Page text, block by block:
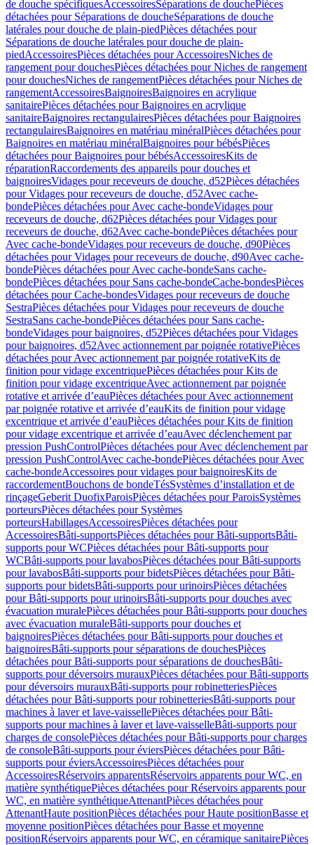
de douche spécifiquesAccessoiresSéparations de douchePièces
détachées pour Séparations de doucheSéparations de douche
latérales pour douche de plain-piedPièces détachées pour
Séparations de douche latérales pour douche de plain-
piedAccessoiresPièces détachées pour AccessoiresNiches de
rangement pour douchesPièces détachées pour Niches de rangement
pour douchesNiches de rangementPièces détachées pour Niches de
rangementAccessoiresBaignoiresBaignoires en acrylique
sanitairePièces détachées pour Baignoires en acrylique
sanitaireBaignoires rectangulairesPièces détachées pour Baignoires
rectangulairesBaignoires en matériau minéralPièces détachées pour
Baignoires en matériau minéralBaignoires pour bébésPièces
détachées pour Baignoires pour bébésAccessoiresKits de
réparationRaccordements des appareils pour douches et
baignoiresVidages pour receveurs de douche, d52Pièces détachées
pour Vidages pour receveurs de douche, d52Avec cache-
bondePièces détachées pour Avec cache-bondeVidages pour
receveurs de douche, d62Pièces détachées pour Vidages pour
receveurs de douche, d62Avec cache-bondePièces détachées pour
Avec cache-bondeVidages pour receveurs de douche, d90Pièces
détachées pour Vidages pour receveurs de douche, d90Avec cache-
bondePièces détachées pour Avec cache-bondeSans cache-
bondePièces détachées pour Sans cache-bondeCache-bondesPièces
détachées pour Cache-bondesVidages pour receveurs de douche
SestraPièces détachées pour Vidages pour receveurs de douche
SestraSans cache-bondePièces détachées pour Sans cache-
bondeVidages pour baignoires, d52Pièces détachées pour Vidages
pour baignoires, d52Avec actionnement par poignée rotativePièces
détachées pour Avec actionnement par poignée rotativeKits de
finition pour vidage excentriquePièces détachées pour Kits de
finition pour vidage excentriqueAvec actionnement par poignée
rotative et arrivée d’eauPièces détachées pour Avec actionnement
par poignée rotative et arrivée d’eauKits de finition pour vidage
excentrique et arrivée d’eauPièces détachées pour Kits de finition
pour vidage excentrique et arrivée d’eauAvec déclenchement par
pression PushControlPièces détachées pour Avec déclenchement par
pression PushControlAvec cache-bondePièces détachées pour Avec
cache-bondeAccessoires pour vidages pour baignoiresKits de
raccordementBouchons de bondeTésSystèmes d’installation et de
rinçageGeberit DuofixParoisPièces détachées pour ParoisSystèmes
porteursPièces détachées pour Systèmes
porteursHabillagesAccessoiresPièces détachées pour
AccessoiresBâti-supportsPièces détachées pour Bâti-supportsBâti-
supports pour WCPièces détachées pour Bâti-supports pour
WCBâti-supports pour lavabosPièces détachées pour Bâti-supports
pour lavabosBâti-supports pour bidetsPièces détachées pour Bâti-
supports pour bidetsBâti-supports pour urinoirsPièces détachées
pour Bâti-supports pour urinoirsBâti-supports pour douches avec
évacuation muralePièces détachées pour Bâti-supports pour douches
avec évacuation muraleBâti-supports pour douches et
baignoiresPièces détachées pour Bâti-supports pour douches et
baignoiresBâti-supports pour séparations de douchesPièces
détachées pour Bâti-supports pour séparations de douchesBâti-
supports pour déversoirs murauxPièces détachées pour Bâti-supports
pour déversoirs murauxBâti-supports pour robinetteriesPièces
détachées pour Bâti-supports pour robinetteriesBâti-supports pour
machines à laver et lave-vaissellePièces détachées pour Bâti-
supports pour machines à laver et lave-vaisselleBâti-supports pour
charges de consolePièces détachées pour Bâti-supports pour charges
de consoleBâti-supports pour éviersPièces détachées pour Bâti-
supports pour éviersAccessoiresPièces détachées pour
AccessoiresRéservoirs apparentsRéservoirs apparents pour WC, en
matière synthétiquePièces détachées pour Réservoirs apparents pour
WC, en matière synthétiqueAttenantPièces détachées pour
AttenantHaute positionPièces détachées pour Haute positionBasse et
moyenne positionPièces détachées pour Basse et moyenne
positionRéservoirs apparents pour WC, en céramique sanitairePièces